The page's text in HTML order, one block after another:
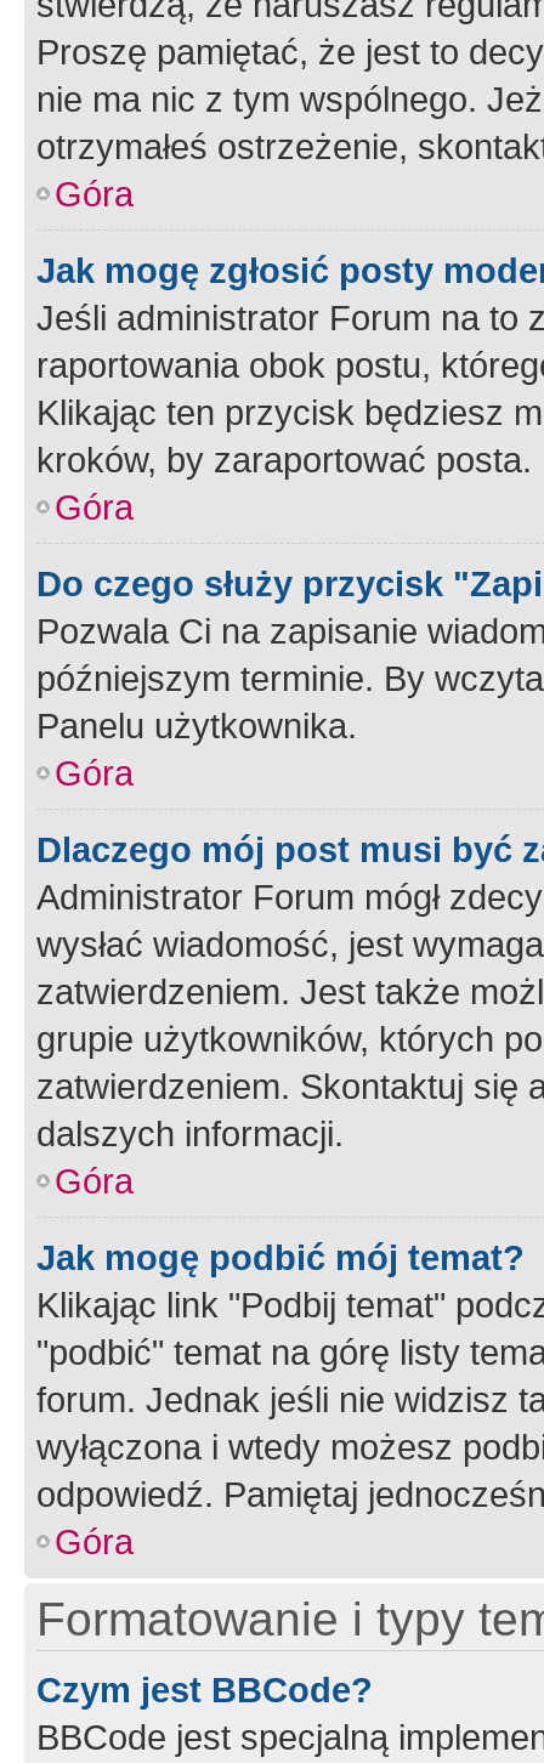
Proszę pamiętać, że jest to
nie ma nic z tym wspólnego.
otrzymałeś ostrzeżenie,
Góra
Jak mogę zgłosić posty
Jeśli administrator Forum na to
raportowania obok postu,
Klikając ten przycisk będziesz
kroków, by zaraportować posta.
Góra
Do czego służy przycisk
Pozwala Ci na zapisanie
późniejszym terminie. By
Panelu użytkownika.
Góra
Dlaczego mój post musi być
Administrator Forum mógł
wysłać wiadomość, jest
zatwierdzeniem. Jest także
grupie użytkowników, których
zatwierdzeniem. Skontaktuj się
dalszych informacji.
Góra
Jak mogę podbić mój temat?
Klikając link "Podbij temat"
"podbić" temat na górę listy
forum. Jednak jeśli nie widzisz
wyłączona i wtedy możesz
odpowiedź. Pamiętaj
Góra
Formatowanie i typy
Czym jest BBCode?
BBCode jest specjalną